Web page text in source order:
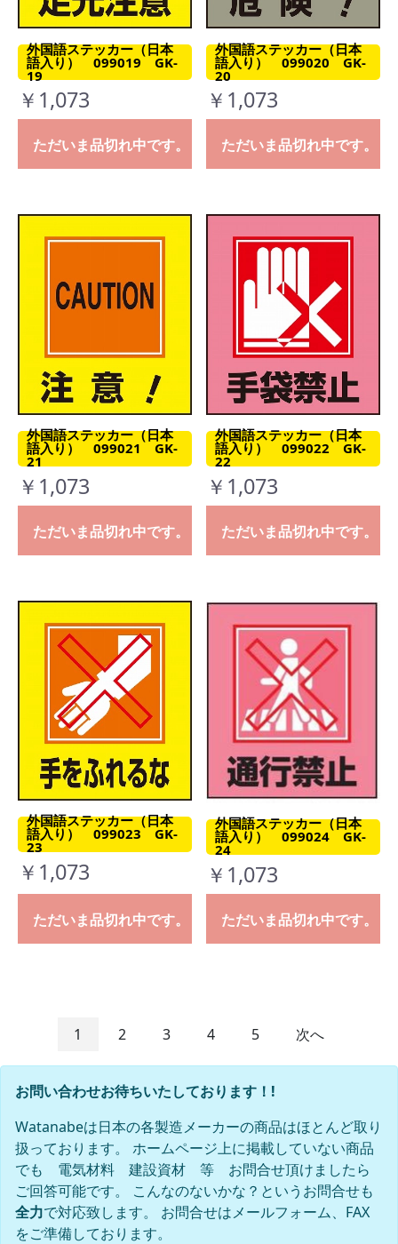
外国語ステッカー（日本
語入り） 099019 GK-
19
￥1,073
ただいま品切れ中です。
外国語ステッカー（日本
語入り） 099020 GK-
20
￥1,073
ただいま品切れ中です。
外国語ステッカー（日本
語入り） 099021 GK-
21
￥1,073
ただいま品切れ中です。
外国語ステッカー（日本
語入り） 099022 GK-
22
￥1,073
ただいま品切れ中です。
外国語ステッカー（日本
語入り） 099023 GK-
23
￥1,073
ただいま品切れ中です。
外国語ステッカー（日本
語入り） 099024 GK-
24
￥1,073
ただいま品切れ中です。
1 2 3 4 5 次へ
お問い合わせお待ちいたしております！!
Watanabeは日本の各製造メーカーの商品はほとんど取り
扱っております。 ホームページ上に掲載していない商品
でも 電気材料 建設資材 等 お問合せ頂けましたら
ご回答可能です。 こんなのないかな？というお問合せも
全力で対応致します。 お問合せはメールフォーム、FAX
をご準備しております。